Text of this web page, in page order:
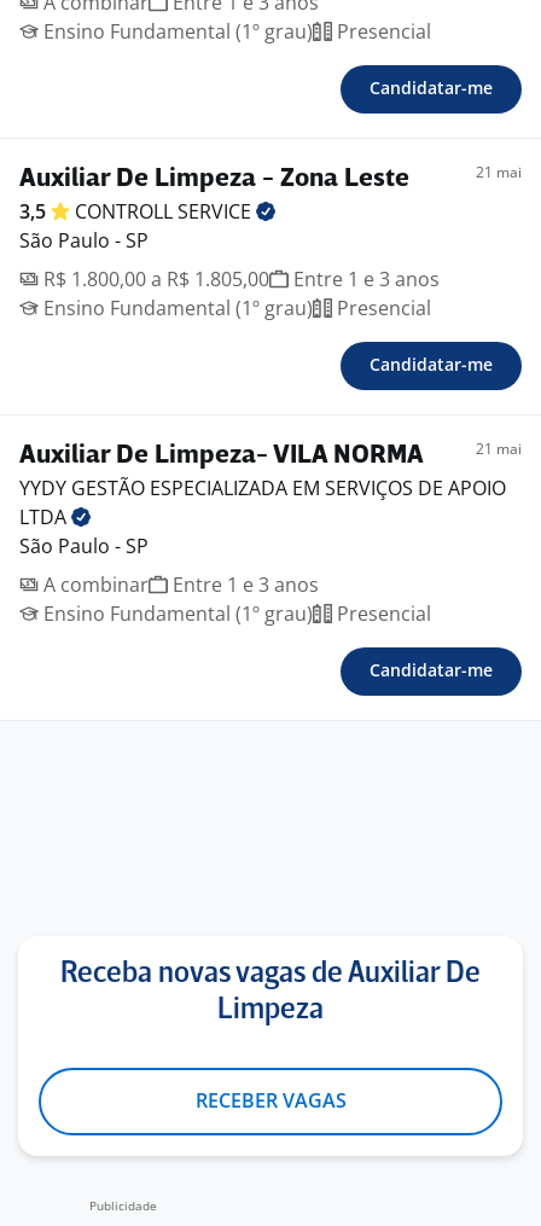
Ensino Fundamental (1º grau)
Presencial
Candidatar-me
Auxiliar De Limpeza - Zona Leste 21 mai
3,5 CONTROLLSERVICE
São Paulo - SP
R$ 1.800,00 a R$ 1.805,00
Entre 1 e 3 anos
Ensino Fundamental (1º grau)
Presencial
Candidatar-me
Auxiliar De Limpeza- VILA NORMA 21 mai
YYDY GESTÃO ESPECIALIZADA EM SERVIÇOS DE APOIO
LTDA
São Paulo - SP
A combinar
Entre 1 e 3 anos
Ensino Fundamental (1º grau)
Presencial
Candidatar-me
Receba novas vagas de Auxiliar De
Limpeza
RECEBER VAGAS